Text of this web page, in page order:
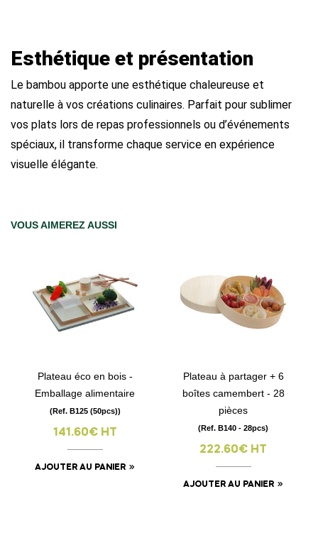
Esthétique et présentation
Le bambou apporte une esthétique chaleureuse et
naturelle à vos créations culinaires. Parfait pour sublimer
vos plats lors de repas professionnels ou d’événements
spéciaux, il transforme chaque service en expérience
visuelle élégante.
VOUS AIMEREZ AUSSI
Plateau éco en bois -
Emballage alimentaire
(Ref. B125 (50pcs))
141.60€ HT
AJOUTER AU PANIER
Plateau à partager + 6
boîtes camembert - 28
pièces
(Ref. B140 - 28pcs)
222.60€ HT
AJOUTER AU PANIER